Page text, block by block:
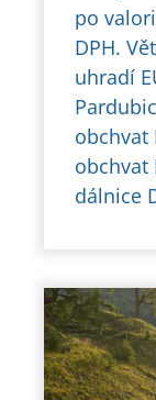
po
DPH.
uhradí
obchvat
obchvat
dálnice